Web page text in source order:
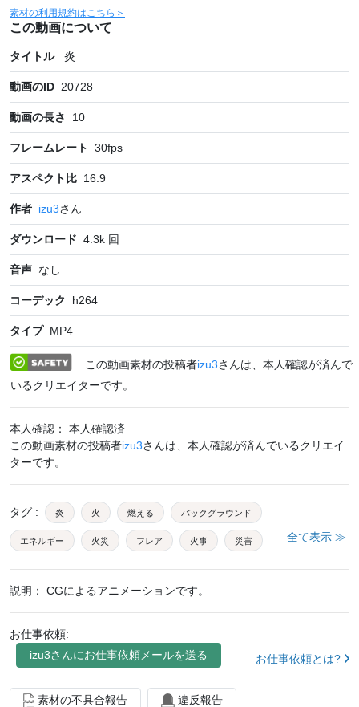
素材の利用規約はこちら＞
この動画について
タイトル 炎
動画のID 20728
動画の長さ 10
フレームレート 30fps
アスペクト比 16:9
作者 izu3さん
ダウンロード 4.3k 回
音声 なし
コーデック h264
タイプ MP4
この動画素材の投稿者izu3さんは、本人確認が済んで
いるクリエイターです。
本人確認： 本人確認済
この動画素材の投稿者izu3さんは、本人確認が済んでいるクリエイ
ターです。
タグ : 炎 火 燃える バックグラウンド
エネルギー 火災 フレア 火事 災害
消防 地獄 山火事 燃え上がる メラメラ
高温 背景 素材 天災 火流
背景素材 イメージ背景 cg アニメーション
火事場
全て表示 ≫
説明： CGによるアニメーションです。
お仕事依頼:
izu3さんにお仕事依頼メールを送る お仕事依頼とは?
素材の不具合報告 違反報告